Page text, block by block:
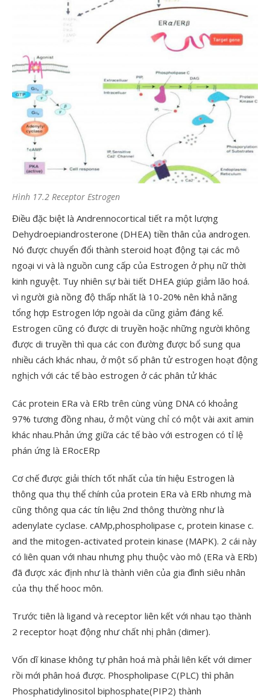
Hình 17.2 Receptor Estrogen
Điều đặc biệt là Andrennocortical tiết ra một lượng
Dehydroepiandrosterone (DHEA) tiền thân của androgen.
Nó được chuyển đổi thành steroid hoạt động tại các mô
ngoại vi và là nguồn cung cấp của Estrogen ở phụ nữ thời
kinh nguyệt. Tuy nhiên sự bài tiết DHEA giúp giảm lão hoá.
vì người già nồng độ thấp nhất là 10-20% nên khả năng
tổng hợp Estrogen lớp ngoài da cũng giảm đáng kể.
Estrogen cũng có được di truyền hoặc những người không
được di truyền thì qua các con đường được bổ sung qua
nhiều cách khác nhau, ở một số phân tử estrogen hoạt động
nghịch với các tế bào estrogen ở các phân tử khác
Các protein ERa và ERb trên cùng vùng DNA có khoảng
97% tương đồng nhau, ở một vùng chỉ có một vài axit amin
khác nhau.Phản ứng giữa các tế bào với estrogen có tỉ lệ
phán ứng là ERocERp
Cơ chế được giải thích tốt nhất của tín hiệu Estrogen là
thông qua thụ thể chính của protein ERa và ERb nhưng mà
cũng thông qua các tín liệu 2nd thông thường như là
adenylate cyclase. cAMp,phospholipase c, protein kinase c.
and the mitogen-activated protein kinase (MAPK). 2 cái này
có liên quan với nhau nhưng phụ thuộc vào mô (ERa và ERb)
đã được xác định như là thành viên của gia đình siêu nhân
của thụ thể hooc môn.
Trước tiên là ligand và receptor liên kết với nhau tạo thành
2 receptor hoạt động như chất nhị phân (dimer).
Vốn dĩ kinase không tự phân hoá mà phải liên kết với dimer
rồi mới phân hoá được. Phospholipase C(PLC) thì phân
Phosphatidylinositol biphosphate(PIP2) thành